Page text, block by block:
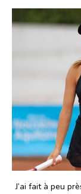
J’ai fait à peu